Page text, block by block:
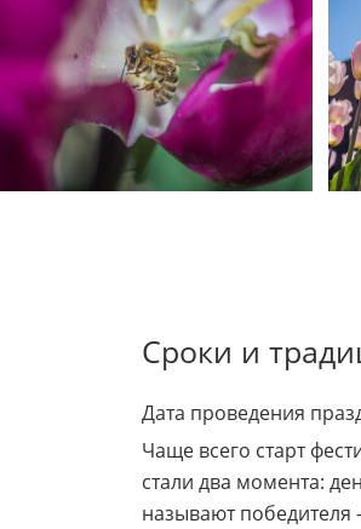
Сроки и
Дата проведения
Чаще всего старт
стали два момента:
называют победителя